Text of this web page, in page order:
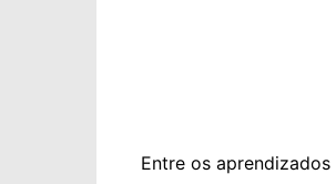
Entre os